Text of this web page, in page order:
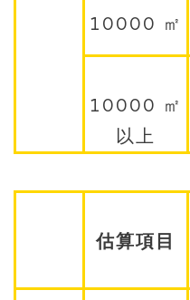
10000 ㎡
10000 ㎡
以上
估算項目